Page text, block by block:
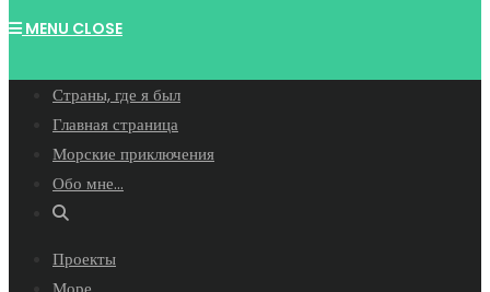
MENU CLOSE
Страны, где я был
Главная страница
Морские приключения
Обо мне…
Toggle
search
Проекты